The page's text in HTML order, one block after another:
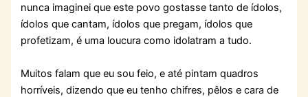
nunca imaginei que este povo gostasse tanto de ídolos,
ídolos que cantam, ídolos que pregam, ídolos que
profetizam, é uma loucura como idolatram a tudo.
Muitos falam que eu sou feio, e até pintam quadros
horríveis, dizendo que eu tenho chifres, pêlos e cara de